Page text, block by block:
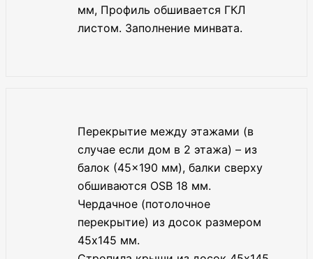
мм, Профиль обшивается ГКЛ
листом. Заполнение минвата.
Перекрытие между этажами (в
случае если дом в 2 этажа) – из
балок (45×190 мм), балки сверху
обшиваются OSB 18 мм.
Чердачное (потолочное
перекрытие) из досок размером
45х145 мм.